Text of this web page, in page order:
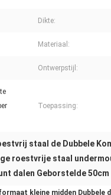
Dikte:
Materiaal:
Ontwerpstijl:
Toepassing:
staal de Dubbele
roestvrije staal
dalen Geborstelde 50cm
kleine midden Dubbele